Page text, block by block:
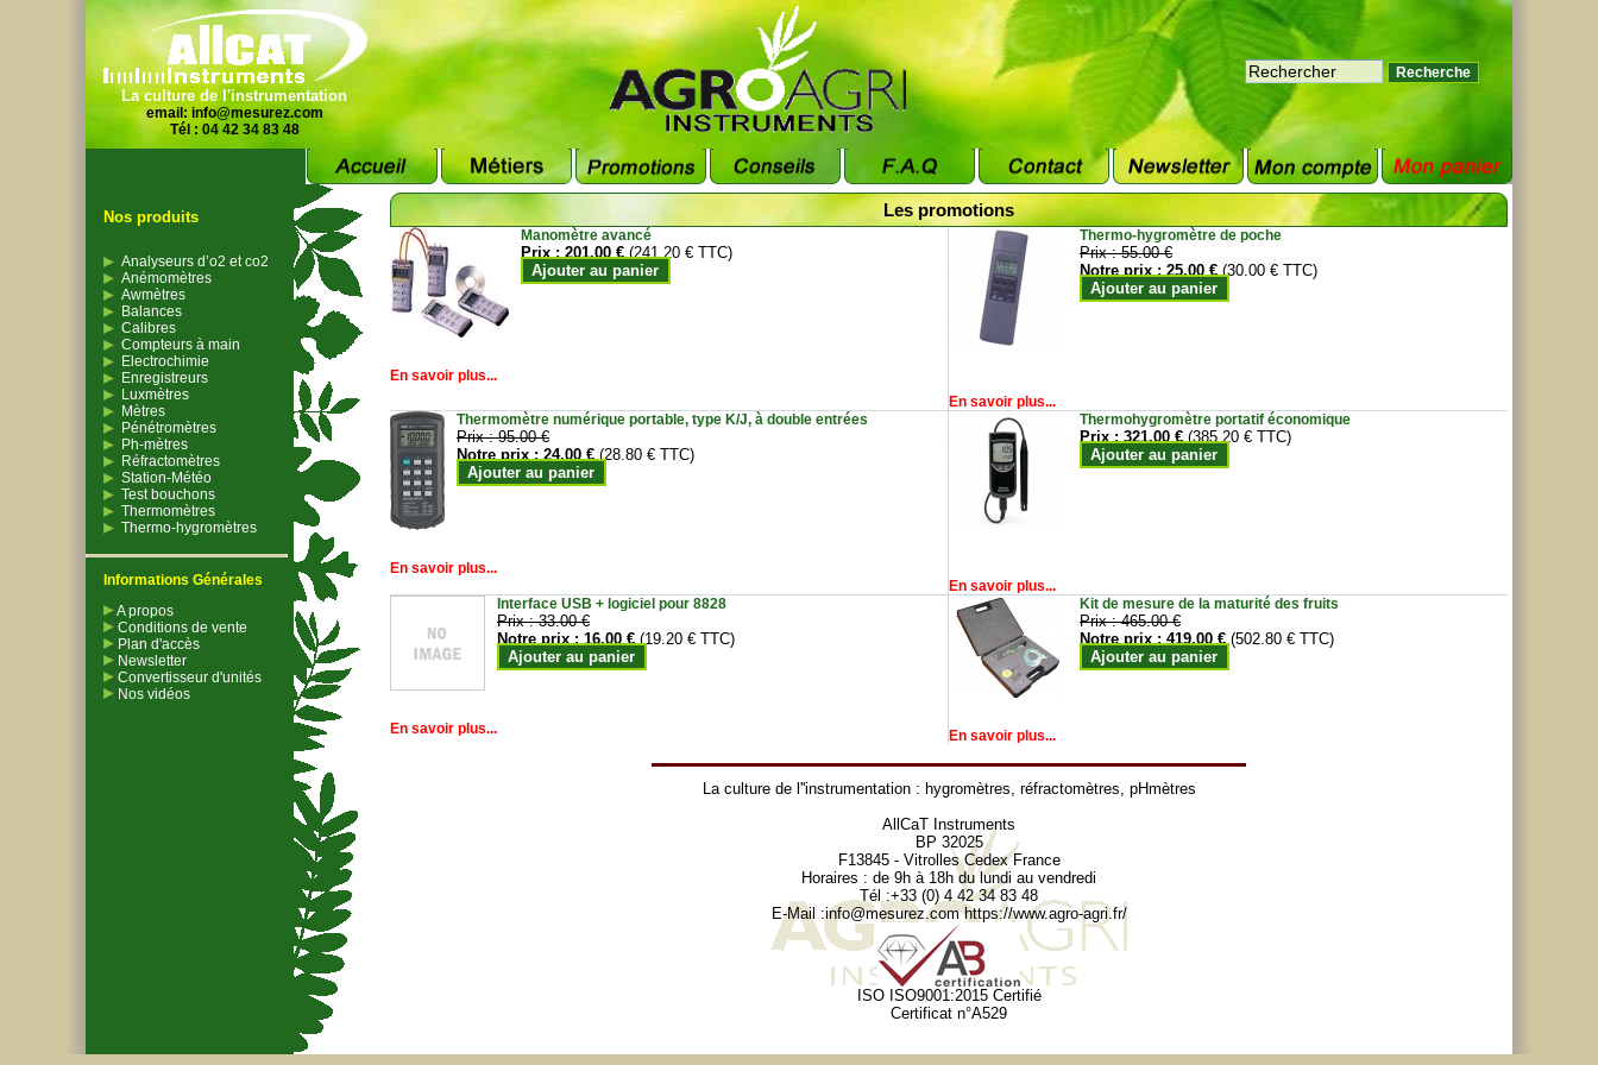
La culture de l'instrumentation
email: info@mesurez.com
Tél : 04 42 34 83 48
Nos produits
Analyseurs d’o2 et co2
Anémomètres
Awmètres
Balances
Calibres
Compteurs à main
Electrochimie
Enregistreurs
Luxmètres
Mètres
Pénétromètres
Ph-mètres
Réfractomètres
Station-Météo
Test bouchons
Thermomètres
Thermo-hygromètres
Informations Générales
A propos
Conditions de vente
Plan d'accès
Newsletter
Convertisseur d'unités
Nos vidéos
Les promotions
Manomètre avancé
Prix :201.00 € (241.20 € TTC)
Ajouter au panier
En savoir plus...
Thermo-hygromètre de poche
Prix :55.00 €
Notre prix :25.00 € (30.00 € TTC)
Ajouter au panier
En savoir plus...
Thermomètre numérique portable, type K/J, à double entrées
Prix :95.00 €
Notre prix :24.00 € (28.80 € TTC)
Ajouter au panier
En savoir plus...
Thermohygromètre portatif économique
Prix :321.00 € (385.20 € TTC)
Ajouter au panier
En savoir plus...
Interface USB + logiciel pour 8828
Prix :33.00 €
Notre prix :16.00 € (19.20 € TTC)
Ajouter au panier
En savoir plus...
Kit de mesure de la maturité des fruits
Prix :465.00 €
Notre prix :419.00 € (502.80 € TTC)
Ajouter au panier
En savoir plus...
La culture de l''instrumentation : hygromètres, réfractomètres, pHmètres
AllCaT Instruments
BP 32025
F13845 - Vitrolles Cedex France
Horaires : de 9h à 18h du lundi au vendredi
Tél :+33 (0) 4 42 34 83 48
E-Mail :info@mesurez.com https://www.agro-agri.fr/
ISO ISO9001:2015 Certifié
Certificat n°A529